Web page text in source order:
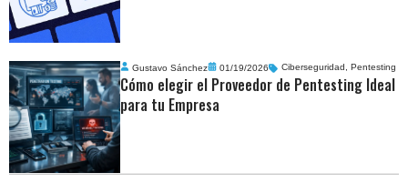
Gustavo Sánchez 01/19/2026 Ciberseguridad , Pentesting
Cómo elegir el Proveedor de Pentesting Ideal
para tu Empresa